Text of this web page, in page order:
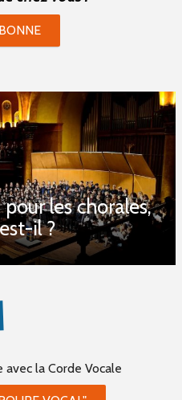
les chorales,
il ?
avec la Corde Vocale